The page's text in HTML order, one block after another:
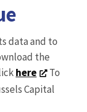
data and to
the
here
To
Capital